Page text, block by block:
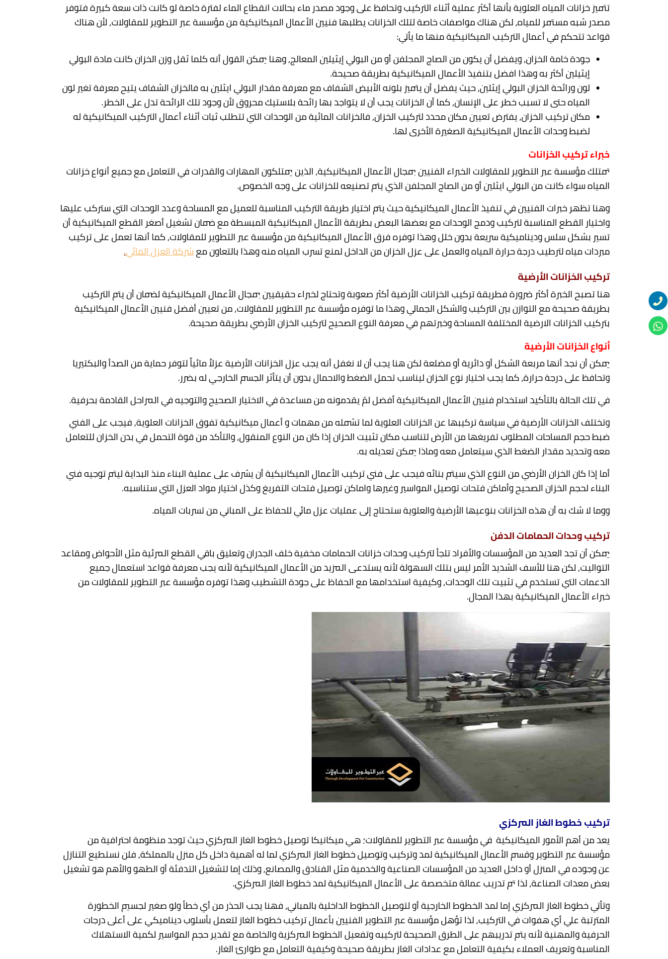
تتميز خزانات المياه العلوية بأنها أكثر عملية أثناء التركيب وتحافظ على وجود مصدر ماء بحالات انقطاع الماء لفترة خاصة لو كانت ذات سعة كبيرة فتوفر
مصدر شبه مستمر للمياه, لكن هناك مواصفات خاصة لتلك الخزانات يطلبها فنيين الأعمال الميكانيكية من مؤسسة عبر التطوير للمقاولات, لأن هناك
قواعد تتحكم في أعمال التركيب الميكانيكية منها ما يأتي:
جودة خامة الخزان, ويفضل أن يكون من الصاج المجلفن أو من البولي إيثيلين المعالج, وهنا يمكن القول أنه كلما ثقل وزن الخزان كانت مادة البولي
إيثيلين أكثر به وهذا افضل بتنفيذ الأعمال الميكانيكية بطريقة صحيحة.
لون ورائحة الخزان البولي إيثلين, حيث يفضل أن يتميز بلونه الأبيض الشفاف مع معرفة مقدار البولي ايثلين به فالخزان الشفاف يتيح معرفة تغير لون
المياه حتى لا تسبب خطر على الإنسان, كما أن الخزانات يجب أن لا يتواجد بها رائحة بلاستيك محروق لأن وجود تلك الرائحة تدل على الخطر.
مكان تركيب الخزان, يفترض تعيين مكان محدد لتركيب الخزان, فالخزانات المائية من الوحدات التي تتطلب ثبات أثناء أعمال التركيب الميكانيكية له
لضبط وحدات الأعمال الميكانيكية الصغيرة الأخرى لها.
خبراء تركيب الخزانات
تمتلك مؤسسة عبر التطوير للمقاولات الخبراء الفنيين بمجال الأعمال الميكانيكية, الذين يمتلكون المهارات والقدرات في التعامل مع جميع أنواع خزانات
المياه سواء كانت من البولي ايثلين أو من الصاج المجلفن الذي يتم تصنيعه للخزانات على وجه الخصوص.
وهنا تظهر خبرات الفنيين في تنفيذ الأعمال الميكانيكية حيث يتم اختيار طريقة التركيب المناسبة للعميل مع المساحة وعدد الوحدات التي ستركب عليها
واختيار القطع المناسبة لتركيب ودمج الوحدات مع بعضها البعض بطريقة الأعمال الميكانيكية المبسطة مع ضمان تشغيل أصغر القطع الميكانيكية أن
تسير بشكل سلس وديناميكية سريعة بدون خلل وهذا توفره فرق الأعمال الميكانيكية من مؤسسة عبر التطوير للمقاولات, كما أنها تعمل على تركيب
مبردات مياه لترطيب درجة حرارة المياه والعمل على عزل الخزان من الداخل لمنع تسرب المياه منه وهذا بالتعاون معشركة العزل المائي.
تركيب الخزانات الأرضية
هنا تصبح الخبرة أكثر ضرورة فطريقة تركيب الخزانات الأرضية أكثر صعوبة وتحتاج لخبراء حقيقيين بمجال الأعمال الميكانيكية لضمان أن يتم التركيب
بطريقة صحيحة مع التوازن بين التركيب والشكل الجمالي وهذا ما توفره مؤسسة عبر التطوير للمقاولات, من تعيين أفضل فنيين الأعمال الميكانيكية
بتركيب الخزانات الارضية المختلفة المساحة وخبرتهم في معرفة النوع الصحيح لتركيب الخزان الأرضي بطريقة صحيحة.
أنواع الخزانات الأرضية
يمكن أن نجد أنها مربعة الشكل أو دائرية أو مضلعة لكن هنا يجب أن لا نغفل أنه يجب عزل الخزانات الأرضية عزلاً مائياً لتوفر حماية من الصدأ والبكتيريا
وتحافظ على درجة حرارة, كما يجب اختيار نوع الخزان ليناسب تحمل الضغط والاحمال بدون أن يتأثر الجسم الخارجي له بضرر.
في تلك الحالة بالتأكيد استخدام فنيين الأعمال الميكانيكية أفضل لمَ يقدمونه من مساعدة في الاختيار الصحيح والتوجيه في المراحل القادمة بحرفية.
وتختلف الخزانات الأرضية في سياسة تركيبها عن الخزانات العلوية لما تشمله من مهمات و أعمال ميكانيكية تفوق الخزانات العلوية, فيجب على الفني
ضبط حجم المساحات المطلوب تفريغها من الأرض لتناسب مكان تثبيت الخزان إذا كان من النوع المنقول, والتأكد من قوة التحمل في بدن الخزان للتعامل
معه وتحديد مقدار الضغط الذي سيتعامل معه وماذا يمكن تعديله به.
أما إذا كان الخزان الأرضي من النوع الذي سيتم بنائه فيجب على فني تركيب الأعمال الميكانيكية أن يشرف على عملية البناء منذ البداية ليتم توجيه فني
البناء لحجم الخزان الصحيح وأماكن فتحات توصيل المواسير وغيرها واماكن توصيل فتحات التفريغ وكذل اختيار مواد العزل التي ستناسبه.
ووما لا شك به أن هذه الخزانات بنوعيها الأرضية والعلوية ستحتاج إلى عمليات عزل مائي للحفاظ على المباني من تسربات المياه.
تركيب وحدات الحمامات الدفن
يمكن أن تجد العديد من المؤسسات والأفراد تلجأ لتركيب وحدات خزانات الحمامات مخفية خلف الجدران وتعليق باقي القطع المرئية مثل الأحواض ومقاعد
التواليت, لكن هنا للأسف الشديد الأمر ليس بتلك السهولة لأنه يستدعى المزيد من الأعمال الميكانيكية لأنه يجب معرفة قواعد استعمال جميع
الدعمات التي تستخدم في تثبيت تلك الوحدات, وكيفية استخدامها مع الحفاظ على جودة التشطيب وهذا توفره مؤسسة عبر التطوير للمقاولات من
خبراء الأعمال الميكانيكية بهذا المجال.
تركيب خطوط الغاز المركزي
يعد من أهم الأمور الميكانيكية في مؤسسة عبر التطوير للمقاولات؛ هي ميكانيكا توصيل خطوط الغاز المركزي حيث توجد منظومة احترافية من
مؤسسة عبر التطوير وقسم الأعمال الميكانيكية لمد وتركيب وتوصيل خطوط الغاز المركزي لما له أهمية داخل كل منزل بالمملكة, فلن نستطيع التنازل
عن وجوده في المنزل أو داخل العديد من المؤسسات الصناعية والخدمية مثل الفنادق والمصانع, وذلك إما لتشغيل التدفئة أو الطهو والأهم هو تشغيل
بعض معدات الصناعة, لذا تم تدريب عمالة متخصصة على الأعمال الميكانيكية لمد خطوط الغاز المركزي.
وتأتي خطوط الغاز المركزي إما لمد الخطوط الخارجية أو لتوصيل الخطوط الداخلية بالمباني, فهنا يجب الحذر من أي خطأ ولو صغير لجسيم الخطورة
المترتبة علي أي هفوات في التركيب, لذا تؤهل مؤسسة عبر التطوير الفنيين بأعمال تركيب خطوط الغاز لتعمل بأسلوب ديناميكي على أعلى درجات
الحرفية والمهنية لأنه يتم تدريبهم على الطرق الصحيحة لتركيبه وتفعيل الخطوط المركزية والخاصة مع تقدير حجم المواسير لكمية الاستهلاك
المناسبة وتعريف العملاء بكيفية التعامل مع عدادات الغاز بطريقة صحيحة وكيفية التعامل مع طوارئ الغاز.